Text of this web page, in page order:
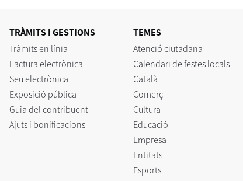
TRÀMITS I GESTIONS
Tràmits en línia
Factura electrònica
Seu electrònica
Exposició pública
Guia del contribuent
Ajuts i bonificacions
TEMES
Atenció ciutadana
Calendari de festes locals
Català
Comerç
Cultura
Educació
Empresa
Entitats
Esports